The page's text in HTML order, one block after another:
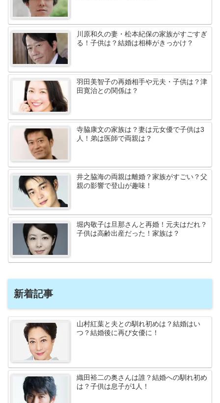
川原和久の妻・松本紀保の家族がすごすぎ
る！子供は？結婚は相棒がきっかけ？
羽田美智子の再婚相手や元夫・子供は？津
田寛治との関係は？
寺脇康文の家族は？妻は元女優で子供は3
人！弟は医師で両親は？
井之脇海の両親は離婚？家族がすごい？父
親の影響で登山が趣味！
堀内敬子は旦那さんと再婚！元夫はだれ？
子供は高齢出産だった！家族は？
新着記事
山村紅葉と夫との馴れ初めは？結婚はい
つ？結婚後に再び女優に！
織田裕二の奥さんは誰？結婚への馴れ初め
は？子供は息子が1人！